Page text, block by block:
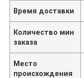
Время доставки
Количество мин
заказа
Место
происхождения